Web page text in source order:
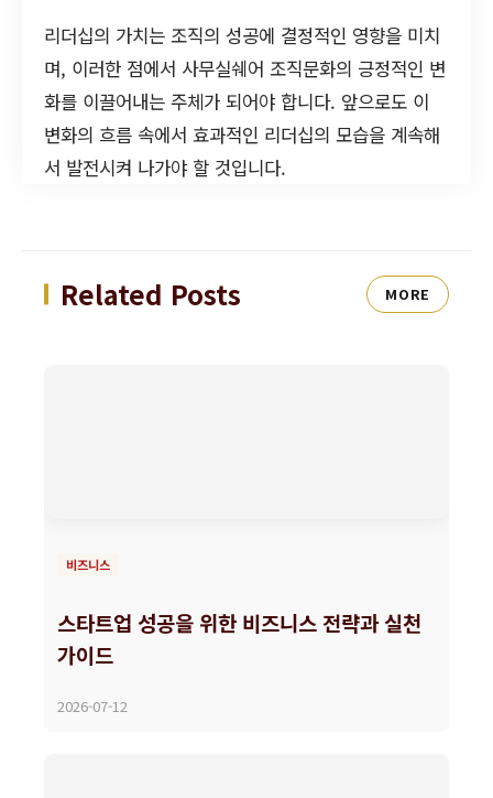
리더십의 가치는 조직의 성공에 결정적인 영향을 미치
며, 이러한 점에서 사무실쉐어 조직문화의 긍정적인 변
화를 이끌어내는 주체가 되어야 합니다. 앞으로도 이
변화의 흐름 속에서 효과적인 리더십의 모습을 계속해
서 발전시켜 나가야 할 것입니다.
Related Posts MORE
비즈니스
스타트업 성공을 위한 비즈니스 전략과 실천
가이드
2026-07-12